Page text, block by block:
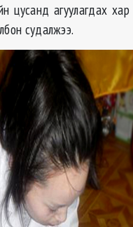
цусанд агуулагдах
судалжээ.